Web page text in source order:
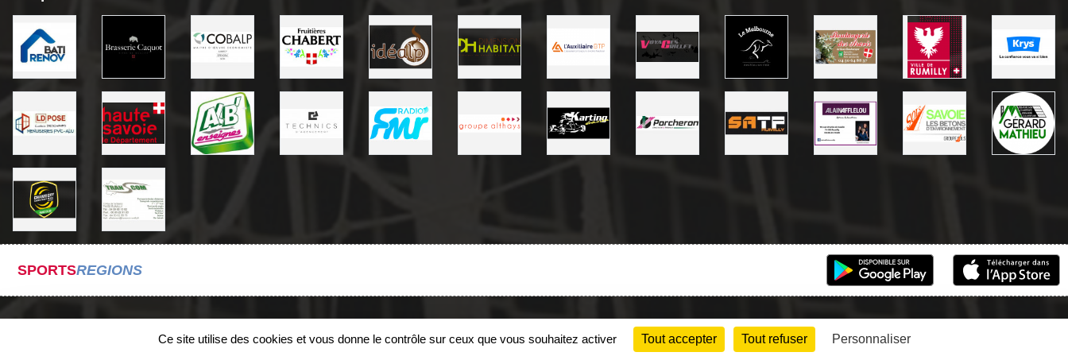
SPORTSREGIONS
Gestion des cookies
Ce site utilise des cookies et vous donne le contrôle sur ceux que vous souhaitez activer Tout accepter Tout refuser Personnaliser